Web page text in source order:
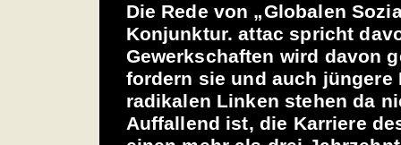
Die Rede von „Globalen
Konjunktur. attac spricht
Gewerkschaften wird davon
fordern sie und auch jüngere
radikalen Linken stehen da
Auffallend ist, die Karriere